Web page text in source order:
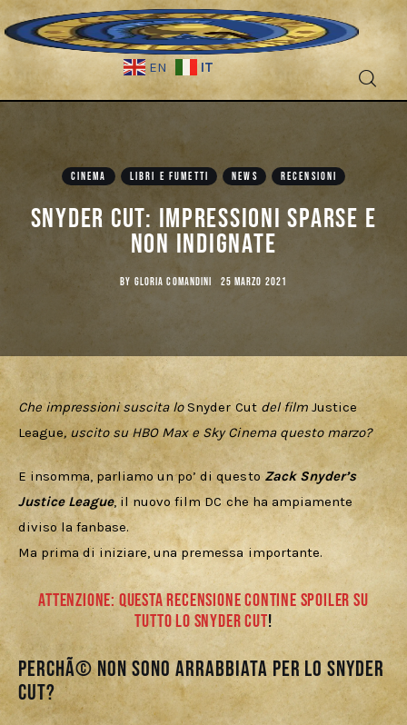
EN IT
Fantasy
Games
Recensioni
Cercatori
Download
CINEMA LIBRI E FUMETTI NEWS RECENSIONI
Snyder Cut: impressioni sparse e
non indignate
BY GLORIA COMANDINI 25 MARZO 2021
Che impressioni suscita lo Snyder Cut del film Justice
League, uscito su HBO Max e Sky Cinema questo marzo?
E insomma, parliamo un po’ di questo Zack Snyder’s
Justice League, il nuovo film DC che ha ampiamente
diviso la fanbase.
Ma prima di iniziare, una premessa importante.
ATTENZIONE: QUESTA RECENSIONE CONTINE SPOILER SU
TUTTO LO SNYDER CUT!
PerchÃ© non sono arrabbiata per lo Snyder
Cut?